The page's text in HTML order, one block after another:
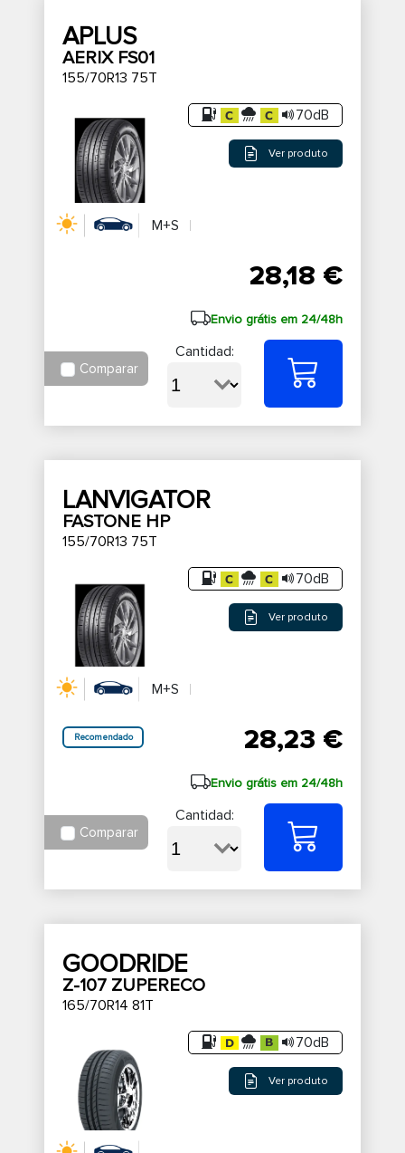
APLUS
AERIX FS01
155/70R13 75T
70dB
Ver produto
M+S
28,18 €
Envio grátis em 24/48h
Comparar
Cantidad:
LANVIGATOR
FASTONE HP
155/70R13 75T
70dB
Ver produto
M+S
Recomendado 28,23 €
Envio grátis em 24/48h
Comparar
Cantidad:
GOODRIDE
Z-107 ZUPERECO
165/70R14 81T
70dB
Ver produto